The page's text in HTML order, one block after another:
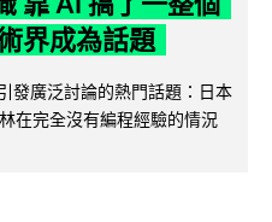
界成為話題
發廣泛討論的熱門話題：日本
在完全沒有編程經驗的情況